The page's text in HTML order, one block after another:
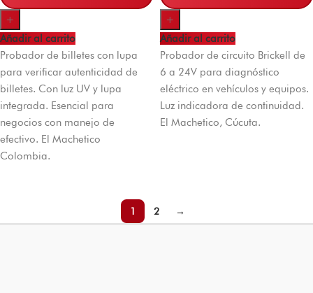
+
Añadir al carrito
Probador de billetes con lupa
para verificar autenticidad de
billetes. Con luz UV y lupa
integrada. Esencial para
negocios con manejo de
efectivo. El Machetico
Colombia.
+
Añadir al carrito
Probador de circuito Brickell de
6 a 24V para diagnóstico
eléctrico en vehículos y equipos.
Luz indicadora de continuidad.
El Machetico, Cúcuta.
1 2 →